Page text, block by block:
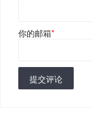
你的邮箱*
提交评论